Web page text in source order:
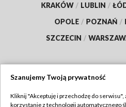
KRAKÓW / LUBLIN /
OPOLE / POZNAŃ /
SZCZECIN /
Szanujemy Twoją prywatność
Kliknij "Akceptuję i przechodzę do serwisu",
korzystanie z technologii automatycznego